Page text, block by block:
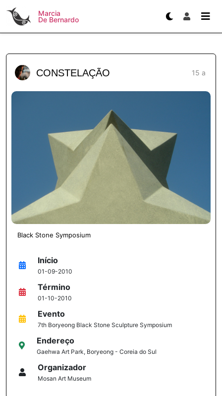
Marcia
De Bernardo
CONSTELAÇÃO 15 a
Black Stone Symposium
Início
01-09-2010
Término
01-10-2010
Evento
7th Boryeong Black Stone Sculpture Symposium
Endereço
Gaehwa Art Park, Boryeong - Coreia do Sul
Organizador
Mosan Art Museum